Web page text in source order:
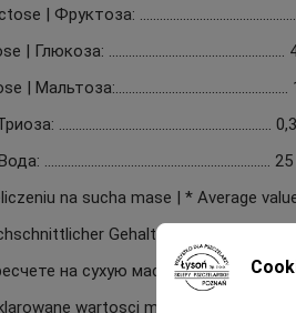
| Фруктоза:
Глюкоза: .....................................................
................................................................
.................................................................... 25
na sucha mase | * Average
Gehalt in der
на сухую массу
wartosci moga ulegac